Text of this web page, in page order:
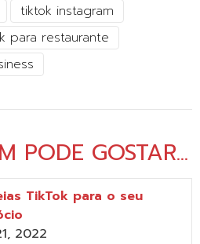
tiktok instagram
para restaurante
PODE GOSTAR...
TikTok para o seu
2022